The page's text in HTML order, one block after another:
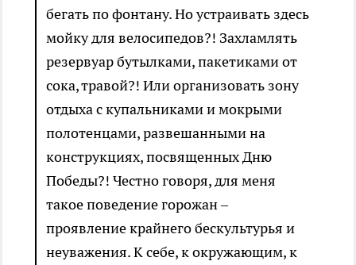
бегать по фонтану. Но устраивать здесь
мойку для велосипедов?! Захламлять
резервуар бутылками, пакетиками от
сока, травой?! Или организовать зону
отдыха с купальниками и мокрыми
полотенцами, развешанными на
конструкциях, посвященных Дню
Победы?! Честно говоря, для меня
такое поведение горожан –
проявление крайнего бескультурья и
неуважения. К себе, к окружающим, к